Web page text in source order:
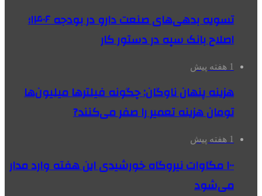
تسویه بدهی‌های صنعت دارو در بودجه ۱۴۰۶؛
اصلاح بانک سپه در دستور کار
1 هفته پیش
هزینه پنهان ناوگان: چگونه فیلترها میلیون‌ها
تومان هزینه تعمیر را صفر می‌کنند?
1 هفته پیش
۱۰۰ مگاوات نیروگاه‌ خورشیدی این هفته وارد مدار
می‌شود